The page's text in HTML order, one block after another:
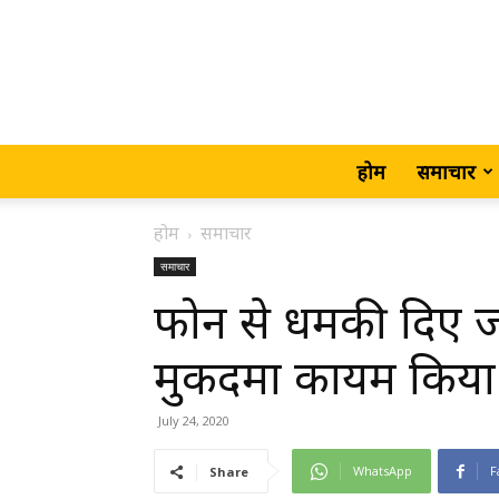
होम समाचार
होम समाचार
समाचार
फोन से धमकी दिए
मुकदमा कायम किया
July 24, 2020
Share WhatsApp